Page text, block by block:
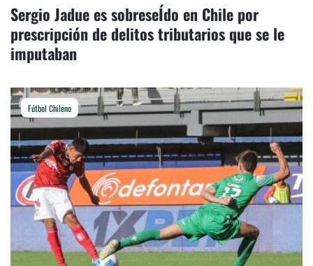
Sergio Jadue es sobreseÍdo en Chile por
prescripción de delitos tributarios que se le
imputaban
Fútbol Chileno